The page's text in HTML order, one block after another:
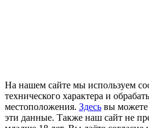
На нашем сайте мы используем
технического характера и
местоположения. Здесь вы можете
эти данные. Также наш сайт не